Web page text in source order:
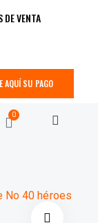
DE VENTA
AQUÍ SU PAGO
0